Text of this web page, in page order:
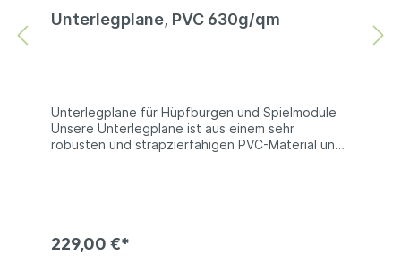
Unterlegplane, PVC 630g/qm
Unterlegplane für Hüpfburgen und Spielmodule
Unsere Unterlegplane ist aus einem sehr
robusten und strapzierfähigen PVC-Material und
den Produktfotos handelt es sich um Beispiel, die
Farben der gelieferten Ware können abweichen.
229,00 €*